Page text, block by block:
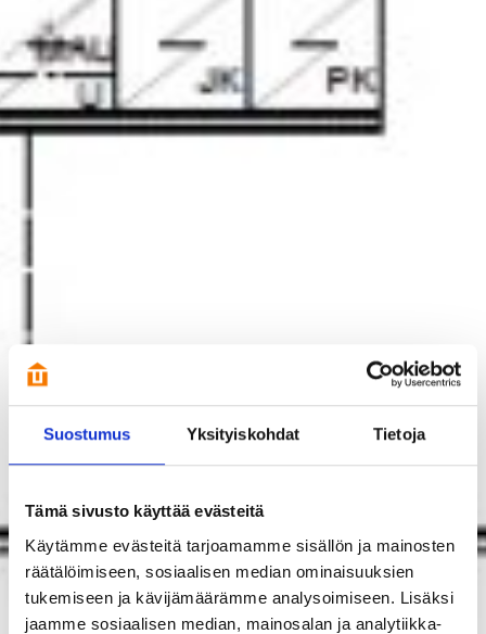
Suostumus Yksityiskohdat Tietoja
Tämä sivusto käyttää evästeitä
Käytämme evästeitä tarjoamamme sisällön ja mainosten
räätälöimiseen, sosiaalisen median ominaisuuksien
tukemiseen ja kävijämäärämme analysoimiseen. Lisäksi
jaamme sosiaalisen median, mainosalan ja analytiikka-